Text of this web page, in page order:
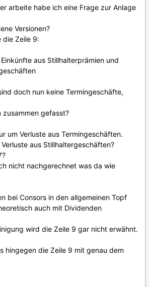
arbeite habe ich eine Frage zur Anlage
Versionen?
die Zeile 9:
aus Stillhalterprämien und
doch nun keine Termingeschäfte,
zusammen gefasst?
um Verluste aus Termingeschäften.
aus Stillhaltergeschäften?
nicht nachgerechnet was da wie
bei Consors in den allgemeinen Topf
auch mit Dividenden
wird die Zeile 9 gar nicht erwähnt.
hingegen die Zeile 9 mit genau dem